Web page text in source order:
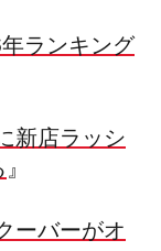
ランキング
新店ラッシ
』
ーバーがオ